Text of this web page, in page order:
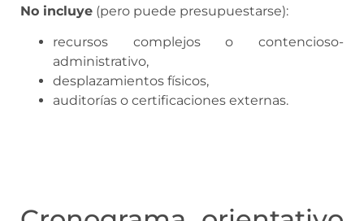
No incluye (pero puede presupuestarse):
recursos complejos o contencioso-
administrativo,
desplazamientos físicos,
auditorías o certificaciones externas.